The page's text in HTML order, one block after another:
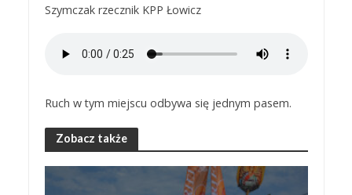
Szymczak rzecznik KPP Łowicz
Ruch w tym miejscu odbywa się jednym pasem.
Zobacz także